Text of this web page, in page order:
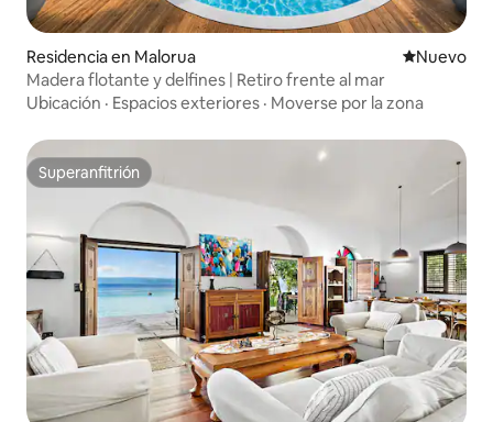
Residencia en Malorua Nuevo
Nuevo
Madera flotante y delfines | Retiro frente al mar
Ubicación · Espacios exteriores · Moverse por la zona
Superanfitrión
Superanfitrión